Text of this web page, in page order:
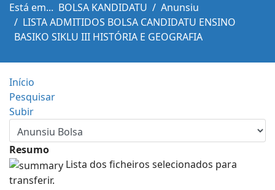
Está em... BOLSA KANDIDATU
Anunsiu
LISTA ADMITIDOS BOLSA CANDIDATU ENSINO
BASIKO SIKLU III HISTÓRIA E GEOGRAFIA
Início
Pesquisar
Subir
Resumo
Lista dos ficheiros selecionados para
transferir.